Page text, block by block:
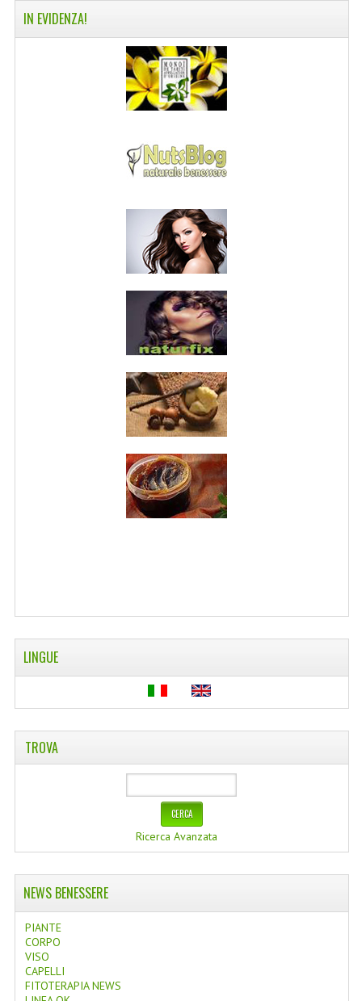
CONDIZIONI DI VENDITA
MAPPA DEL SITO
BUONI SCONTO
BLOG
FREE-INFO
PIANTE
CORPO
VISO
WELLNESS
CAPELLI
OLI ESSENZIALI
FITOTERAPIA NEWS
FIORI DI BACH
SCAMBIO LINKS
IN EVIDENZA!
LINGUE
TROVA
Ricerca Avanzata
NEWS BENESSERE
PIANTE
CORPO
VISO
CAPELLI
FITOTERAPIA NEWS